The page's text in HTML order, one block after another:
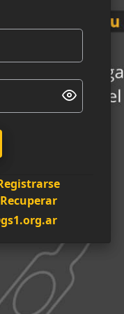
Recuperar